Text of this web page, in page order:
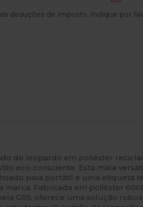
deduções de imposto, indique por
de leopardo em poliéster
eco-consciente. Esta mala
para portátil e uma etiqueta
marca. Fabricada em poliéster
GRS, oferece uma solução